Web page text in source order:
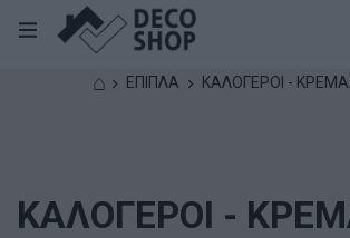
⌂ ΕΠΙΠΛΑ ΚΑΛΟΓΕΡΟΙ -
ΚΑΛΟΓΕΡΟΙ -